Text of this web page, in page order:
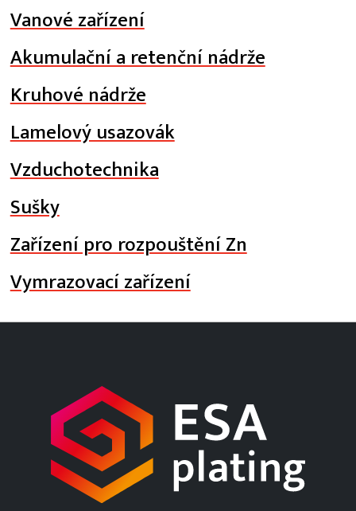
Vanové zařízení
Akumulační a retenční nádrže
Kruhové nádrže
Lamelový usazovák
Vzduchotechnika
Sušky
Zařízení pro rozpouštění Zn
Vymrazovací zařízení